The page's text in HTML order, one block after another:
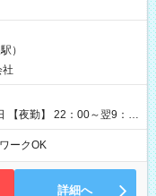
なる部分があります。 雇
時給 1,580円以上
）
【夜勤】 22：00～翌9：
※上記の時間
勤務となります）
ークOK
詳細へ